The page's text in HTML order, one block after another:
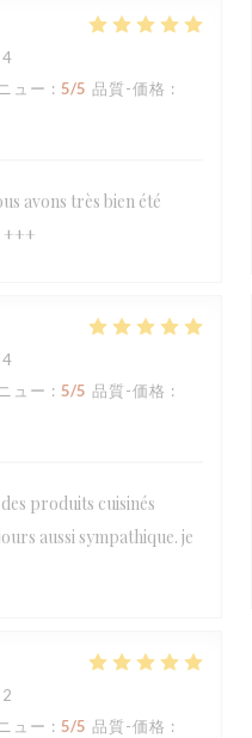
ュー : 5/5 品質-価格 :
avons très bien été
+++
ュー : 5/5 品質-価格 :
produits cuisinés
aussi sympathique. je
ュー : 5/5 品質-価格 :